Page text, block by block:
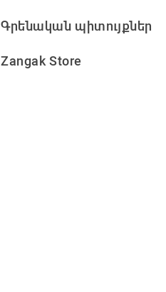
Գրենական պիտույքներ
Zangak Store